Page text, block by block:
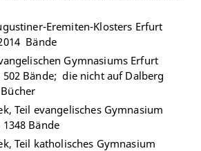
Eremiten-Klosters Erfurt
Bände
Gymnasiums Erfurt
502 Bände; die nicht auf Dalberg
Teil evangelisches Gymnasium
1348 Bände
Teil katholisches Gymnasium